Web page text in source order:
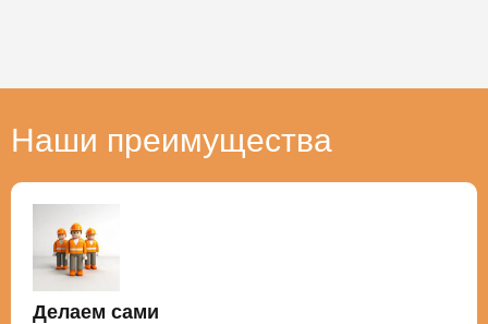
Наши преимущества
Делаем сами